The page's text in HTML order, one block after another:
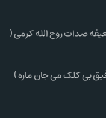
صدات روح الله کرمی (
بی کلک می جان ماره )